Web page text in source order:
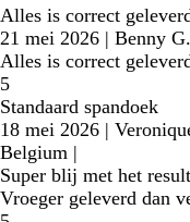
Alles is correct
21 mei 2026 | Benny G.
Alles is correct
5
Standaard spandoek
18 mei 2026 |
Belgium |
Super blij met het
Vroeger geleverd dan